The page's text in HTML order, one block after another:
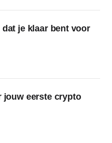
dat je klaar bent voor
jouw eerste crypto